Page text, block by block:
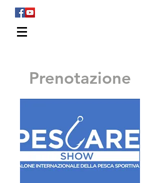
Prenotazione